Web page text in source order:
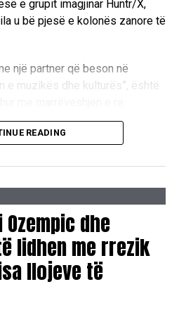
e grupit imagjinar Huntr/X,
u bë pjesë e kolonës zanore të
një partner që beson në
e muzikës dhe kulturës”, është
edhe projektin e saj më
në jetën e saj. Sipas saj,
të shpërblimit, të vlerësimit dhe
fund ndryshojnë. Por,
vetes dhe të tjerëve se të
e madhe”, ka thënë ajo.
READING
Ozempic dhe
lidhen me rrezik
llojeve të